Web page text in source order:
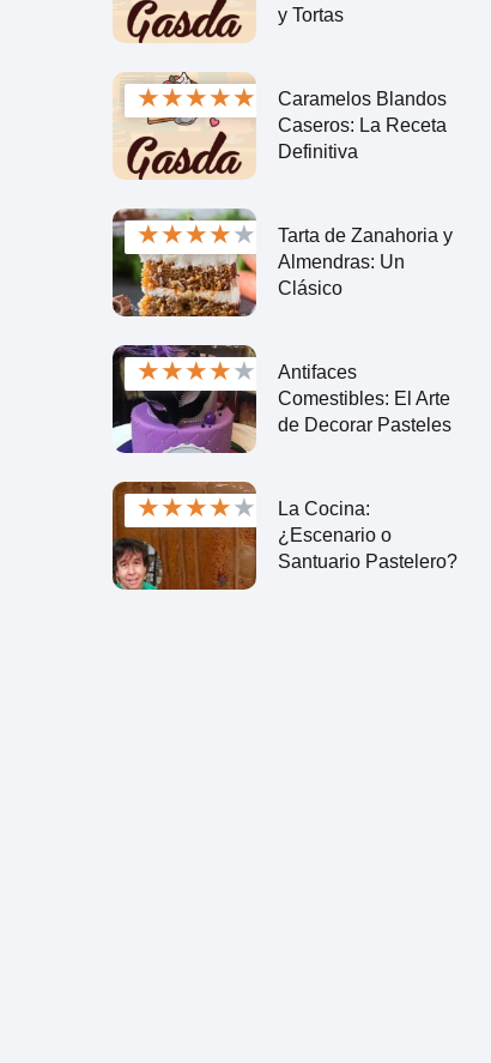
y Tortas
★★★★★
Caramelos Blandos
Caseros: La Receta
Definitiva
★★★★★
Tarta de Zanahoria y
Almendras: Un
Clásico
★★★★★
Antifaces
Comestibles: El Arte
de Decorar Pasteles
★★★★★
La Cocina:
¿Escenario o
Santuario Pastelero?